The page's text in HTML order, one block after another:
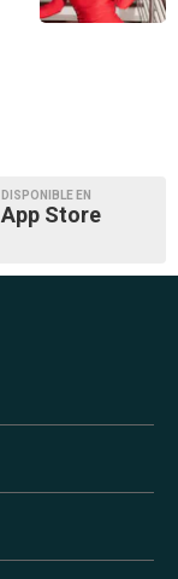
DISPONIBLE EN
App Store